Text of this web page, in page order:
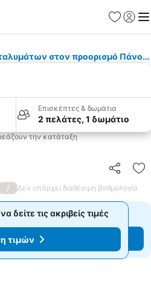
στον προορισμό
Επισκέπτες & δωμάτια
2 πελάτες, 1 δωμάτιο
την κατάταξη
/ Δεν υπάρχει διαθέσιμη βαθμολογία
δείτε τις ακριβείς τιμές
τιμών
δείτε τις ακριβείς τιμές
τιμών